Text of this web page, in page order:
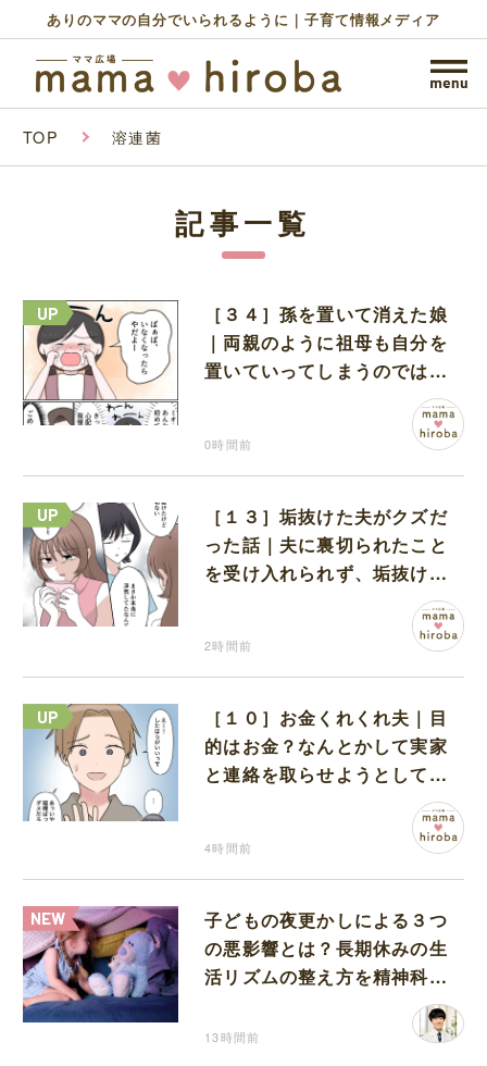
ありのママの自分でいられるように｜子育て情報メディア
TOP 溶連菌
記事一覧
［３４］孫を置いて消えた娘
｜両親のように祖母も自分を
置いていってしまうのでは？
と怯えて泣く孫に心が痛む
0時間前
［１３］垢抜けた夫がクズだ
った話｜夫に裏切られたこと
を受け入れられず、垢抜けた
ことが関係しているのかと嘆
2時間前
［１０］お金くれくれ夫｜目
的はお金？なんとかして実家
と連絡を取らせようとしてく
4時間前
子どもの夜更かしによる３つ
の悪影響とは？長期休みの生
活リズムの整え方を精神科医
13時間前